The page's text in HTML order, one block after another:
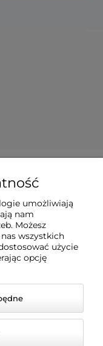
umożliwiają
nam
Możesz
wszystkich
użycie
opcję